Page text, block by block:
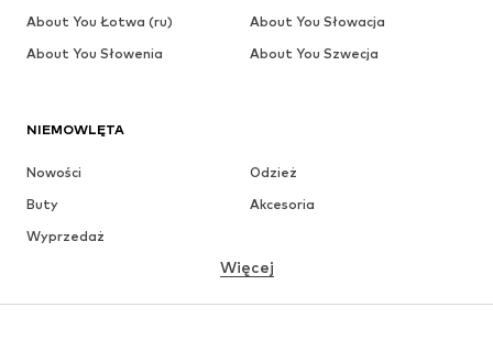
NIEMOWLĘTA
Nowości
Odzież
Buty
Akcesoria
Wyprzedaż
Więcej
About You Łotwa (ru)
About You Słowacja
About You Słowenia
About You Szwecja